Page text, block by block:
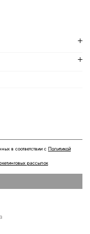
в соответствии с Политикой
рассылок